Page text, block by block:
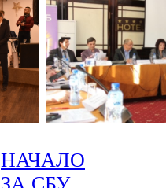
НАЧАЛО